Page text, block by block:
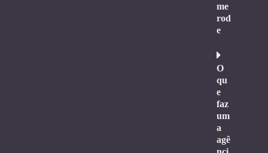
me
rod
e
O
qu
e
faz
um
a
agê